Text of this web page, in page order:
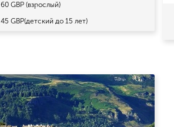
60 GBP (взрослый)
45 GBP(детский до 15 лет)